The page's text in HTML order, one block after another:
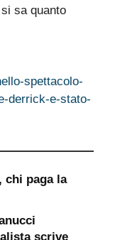
sa quanto
spettacolo-
derrick-e-stato-
chi paga la
scrive